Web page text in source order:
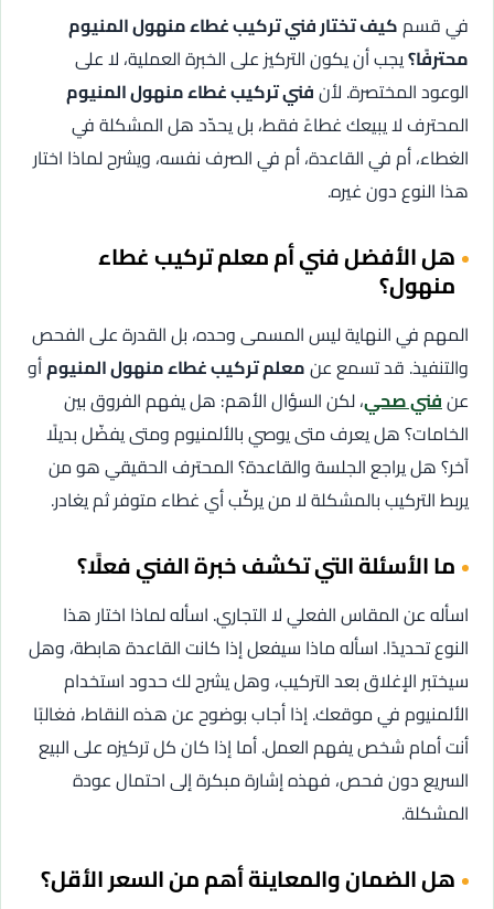
في قسمكيف تختار فني تركيب غطاء منهول المنيوم
محترفًا؟يجب أن يكون التركيز على الخبرة العملية، لا على
الوعود المختصرة. لأنفني تركيب غطاء منهول المنيوم
المحترف لا يبيعك غطاءً فقط، بل يحدّد هل المشكلة في
الغطاء، أم في القاعدة، أم في الصرف نفسه، ويشرح لماذا اختار
هذا النوع دون غيره.
هل الأفضل فني أم معلم تركيب غطاء
منهول؟
المهم في النهاية ليس المسمى وحده، بل القدرة على الفحص
والتنفيذ. قد تسمع عنمعلم تركيب غطاء منهول المنيومأو
عنفني صحي، لكن السؤال الأهم: هل يفهم الفروق بين
الخامات؟ هل يعرف متى يوصي بالألمنيوم ومتى يفضّل بديلًا
آخر؟ هل يراجع الجلسة والقاعدة؟ المحترف الحقيقي هو من
يربط التركيب بالمشكلة لا من يركّب أي غطاء متوفر ثم يغادر.
ما الأسئلة التي تكشف خبرة الفني فعلًا؟
اسأله عن المقاس الفعلي لا التجاري. اسأله لماذا اختار هذا
النوع تحديدًا. اسأله ماذا سيفعل إذا كانت القاعدة هابطة، وهل
سيختبر الإغلاق بعد التركيب، وهل يشرح لك حدود استخدام
الألمنيوم في موقعك. إذا أجاب بوضوح عن هذه النقاط، فغالبًا
أنت أمام شخص يفهم العمل. أما إذا كان كل تركيزه على البيع
السريع دون فحص، فهذه إشارة مبكرة إلى احتمال عودة
المشكلة.
هل الضمان والمعاينة أهم من السعر الأقل؟